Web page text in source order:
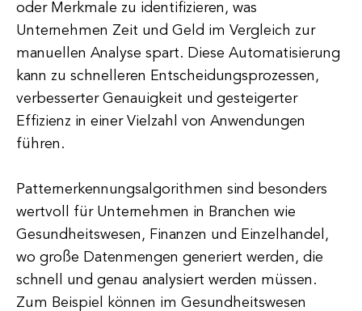
oder Merkmale zu identifizieren, was
Unternehmen Zeit und Geld im Vergleich zur
manuellen Analyse spart. Diese Automatisierung
kann zu schnelleren Entscheidungsprozessen,
verbesserter Genauigkeit und gesteigerter
Effizienz in einer Vielzahl von Anwendungen
führen.
Patternerkennungsalgorithmen sind besonders
wertvoll für Unternehmen in Branchen wie
Gesundheitswesen, Finanzen und Einzelhandel,
wo große Datenmengen generiert werden, die
schnell und genau analysiert werden müssen.
Zum Beispiel können im Gesundheitswesen